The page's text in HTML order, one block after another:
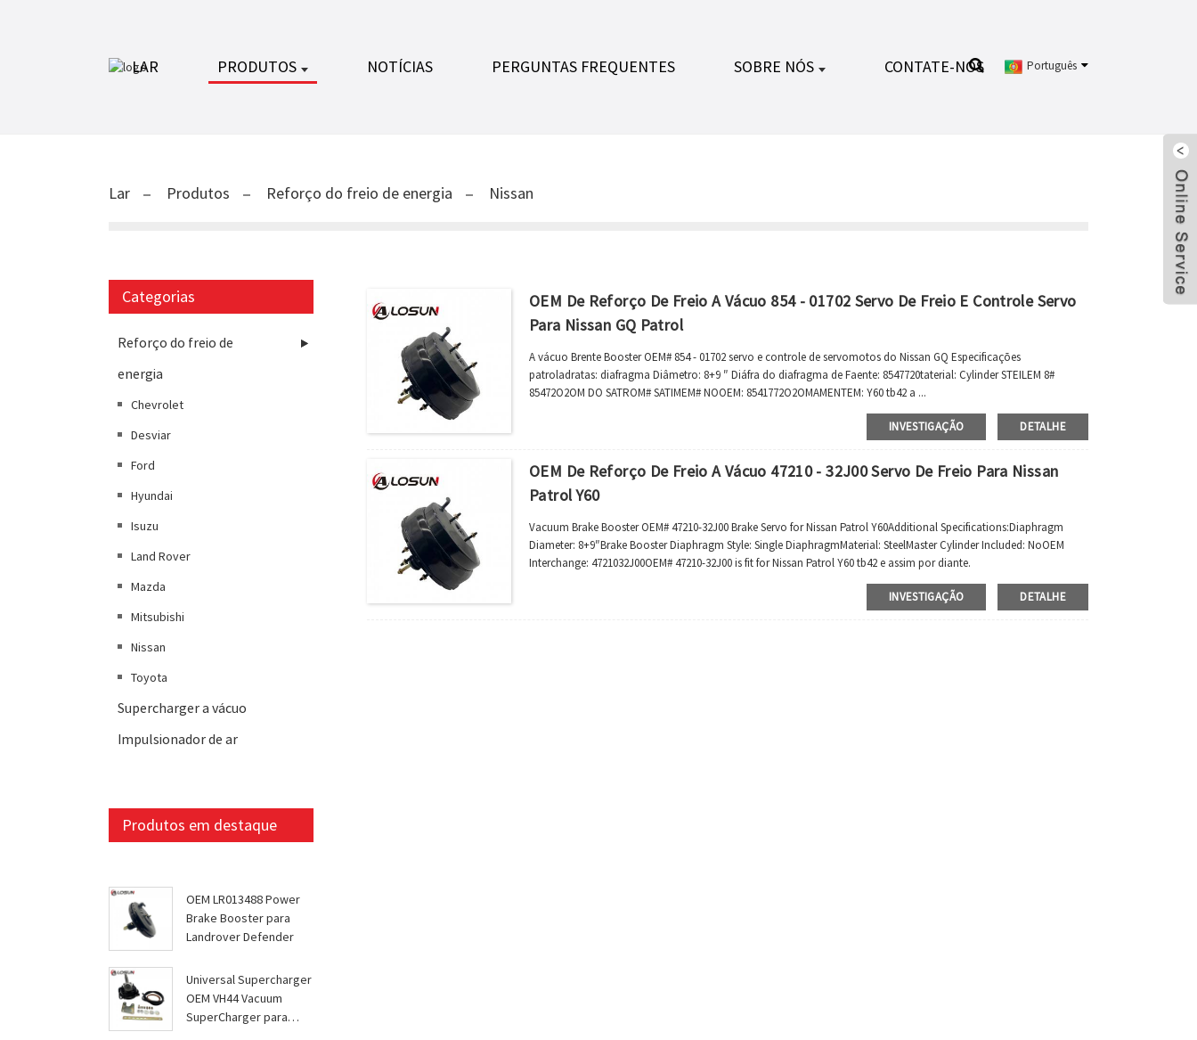
LAR PRODUTOS NOTÍCIAS PERGUNTAS FREQUENTES SOBRE NÓS CONTATE-NOS Português
Lar Produtos Reforço do freio de energia Nissan
Categorias
Reforço do freio de
energia
Chevrolet
Desviar
Ford
Hyundai
Isuzu
Land Rover
Mazda
Mitsubishi
Nissan
Toyota
Supercharger a vácuo
Impulsionador de ar
Produtos em destaque
OEM LR013488 Power
Brake Booster para
Landrover Defender
Universal Supercharger
OEM VH44 Vacuum
SuperCharger para
OEM De Reforço De Freio A Vácuo 854 - 01702 Servo De Freio E Controle Servo
Para Nissan GQ Patrol
A vácuo Brente Booster OEM# 854 - 01702 servo e controle de servomotos do Nissan GQ Especificações
patroladratas: diafragma Diâmetro: 8+9 ″ Diáfra do diafragma de Faente: 8547720taterial: Cylinder STEILEM 8#
85472O2OM DO SATROM# SATIMEM# NOOEM: 8541772O2OMAMENTEM: Y60 tb42 a ...
INVESTIGAÇÃO DETALHE
OEM De Reforço De Freio A Vácuo 47210 - 32J00 Servo De Freio Para Nissan
Patrol Y60
Vacuum Brake Booster OEM# 47210-32J00 Brake Servo for Nissan Patrol Y60Additional Specifications:Diaphragm
Diameter: 8+9″Brake Booster Diaphragm Style: Single DiaphragmMaterial: SteelMaster Cylinder Included: NoOEM
Interchange: 4721032J00OEM# 47210-32J00 is fit for Nissan Patrol Y60 tb42 e assim por diante.
INVESTIGAÇÃO DETALHE